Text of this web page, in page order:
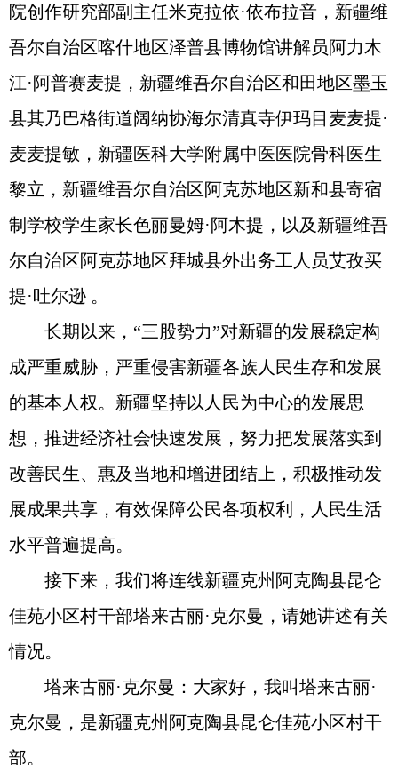
院创作研究部副主任米克拉依·依布拉音，新疆维
吾尔自治区喀什地区泽普县博物馆讲解员阿力木
江·阿普赛麦提，新疆维吾尔自治区和田地区墨玉
县其乃巴格街道阔纳协海尔清真寺伊玛目麦麦提·
麦麦提敏，新疆医科大学附属中医医院骨科医生
黎立，新疆维吾尔自治区阿克苏地区新和县寄宿
制学校学生家长色丽曼姆·阿木提，以及新疆维吾
尔自治区阿克苏地区拜城县外出务工人员艾孜买
提·吐尔逊 。
长期以来，“三股势力”对新疆的发展稳定构
成严重威胁，严重侵害新疆各族人民生存和发展
的基本人权。新疆坚持以人民为中心的发展思
想，推进经济社会快速发展，努力把发展落实到
改善民生、惠及当地和增进团结上，积极推动发
展成果共享，有效保障公民各项权利，人民生活
水平普遍提高。
接下来，我们将连线新疆克州阿克陶县昆仑
佳苑小区村干部塔来古丽·克尔曼，请她讲述有关
情况。
塔来古丽·克尔曼：大家好，我叫塔来古丽·
克尔曼，是新疆克州阿克陶县昆仑佳苑小区村干
部。